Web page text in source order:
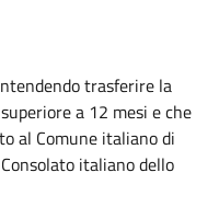
trasferire la
a 12 mesi e che
al Comune italiano di
italiano dello